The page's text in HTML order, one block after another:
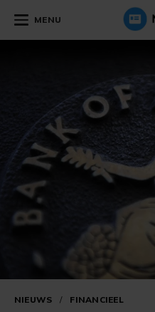
MENU
NIEUWS / FINANCIEEL